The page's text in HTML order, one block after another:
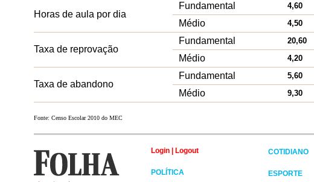
Horas de aula por dia
Fundamental 4,60
Médio 4,50
Taxa de reprovação
Fundamental 20,60
Médio 4,20
Taxa de abandono
Fundamental 5,60
Médio 9,30
Fonte: Censo Escolar 2010 do MEC
Login Logout
POLÍTICA
COTIDIANO
ESPORTE